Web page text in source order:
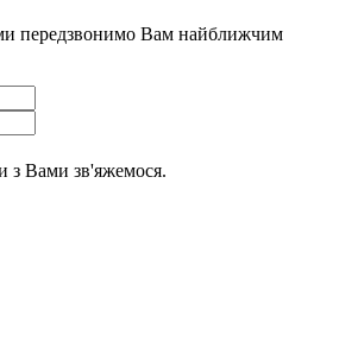
передзвонимо Вам найближчим
з Вами зв'яжемося.